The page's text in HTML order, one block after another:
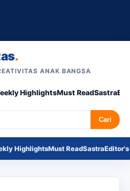
.
ANAK BANGSA
HighlightsMust ReadSastra
Cari
HighlightsMust ReadSastra